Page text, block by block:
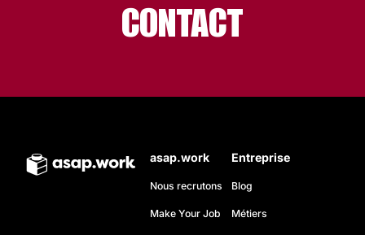
CONTACT
asap.work
Nous recrutons
Make Your Job
Entreprise
Blog
Métiers